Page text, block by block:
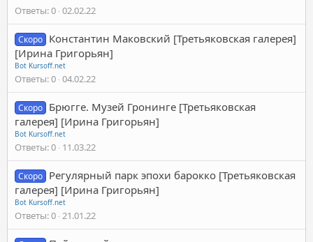
Ответы 0 02.02.22
Скоро Константин Маковский [Третьяковская галерея]
[Ирина Григорьян]
Bot Kursoff.net
Ответы 0 04.02.22
Скоро Брюгге. Музей Гронинге [Третьяковская
галерея] [Ирина Григорьян]
Bot Kursoff.net
Ответы 0 11.03.22
Скоро Регулярный парк эпохи барокко [Третьяковская
галерея] [Ирина Григорьян]
Bot Kursoff.net
Ответы 0 21.01.22